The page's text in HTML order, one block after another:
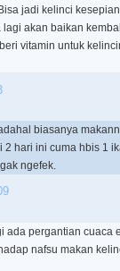
jadi kelinci
akan baikan
vitamin untuk
biasanya
hari ini cuma hbis 1
ngefek.
ada pergantian cuaca
nafsu makan